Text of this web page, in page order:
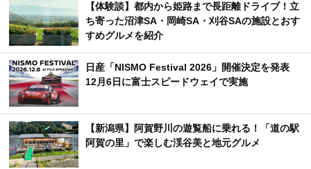
【体験談】都内から姫路まで長距離ドライブ！立
ち寄った沼津SA・岡崎SA・刈谷SAの施設とおす
すめグルメを紹介
日産「NISMO Festival 2026」開催決定を発表
12月6日に富士スピードウェイで実施
【新潟県】阿賀野川の遊覧船に乗れる！「道の駅
阿賀の里」で楽しむ渓谷美と地元グルメ